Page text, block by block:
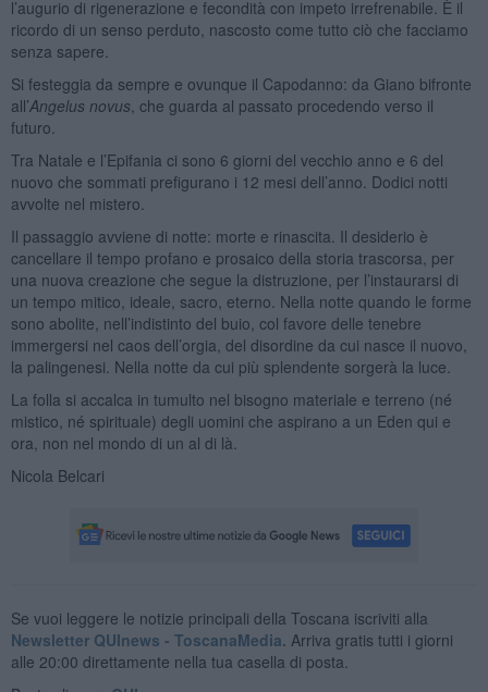
l’augurio di rigenerazione e fecondità con impeto irrefrenabile. È il
ricordo di un senso perduto, nascosto come tutto ciò che facciamo
senza sapere.
Si festeggia da sempre e ovunque il Capodanno: da Giano bifronte
all’Angelus novus, che guarda al passato procedendo verso il
futuro.
Tra Natale e l’Epifania ci sono 6 giorni del vecchio anno e 6 del
nuovo che sommati prefigurano i 12 mesi dell’anno. Dodici notti
avvolte nel mistero.
Il passaggio avviene di notte: morte e rinascita. Il desiderio è
cancellare il tempo profano e prosaico della storia trascorsa, per
una nuova creazione che segue la distruzione, per l’instaurarsi di
un tempo mitico, ideale, sacro, eterno. Nella notte quando le forme
sono abolite, nell’indistinto del buio, col favore delle tenebre
immergersi nel caos dell’orgia, del disordine da cui nasce il nuovo,
la palingenesi. Nella notte da cui più splendente sorgerà la luce.
La folla si accalca in tumulto nel bisogno materiale e terreno (né
mistico, né spirituale) degli uomini che aspirano a un Eden qui e
ora, non nel mondo di un al di là.
Nicola Belcari
Se vuoi leggere le notizie principali della Toscana iscriviti alla
Newsletter QUInews - ToscanaMedia. Arriva gratis tutti i giorni
alle 20:00 direttamente nella tua casella di posta.